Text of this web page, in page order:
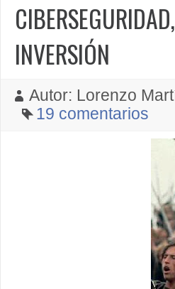
INVERSIÓN
Autor: Lorenzo
19 comentarios